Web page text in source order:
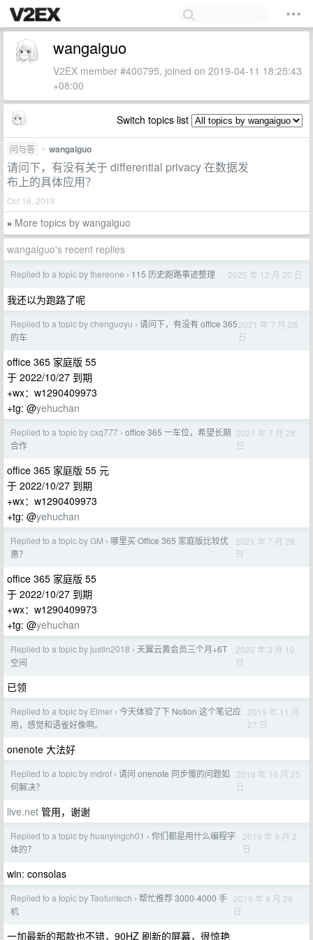
wangaiguo
V2EX member #400795, joined on 2019-04-11 18:25:43
+08:00
Switch topics list
问与答 • wangaiguo
请问下，有没有关于 differential privacy 在数据发
布上的具体应用？
Oct 16, 2019
» More topics by wangaiguo
wangaiguo's recent replies
Replied to a topic by thereone › 115 历史跑路事迹整理 2025 年 12 月 20 日
我还以为跑路了呢
Replied to a topic by chenguoyu › 请问下，有没有 office 365
的车
2021 年 7 月 28
日
office 365 家庭版 55
于 2022/10/27 到期
+wx：w1290409973
+tg: @yehuchan
Replied to a topic by cxq777 › office 365 一车位，希望长期
合作
2021 年 7 月 28
日
office 365 家庭版 55 元
于 2022/10/27 到期
+wx：w1290409973
+tg: @yehuchan
Replied to a topic by GM › 哪里买 Office 365 家庭版比较优
惠？
2021 年 7 月 28
日
office 365 家庭版 55
于 2022/10/27 到期
+wx：w1290409973
+tg: @yehuchan
Replied to a topic by justin2018 › 天翼云黄会员三个月+6T
空间
2020 年 3 月 10
日
已领
Replied to a topic by Elmer › 今天体验了下 Notion 这个笔记应
用，感觉和语雀好像啊。
2019 年 11 月
27 日
onenote 大法好
Replied to a topic by mdrof › 请问 onenote 同步慢的问题如
何解决？
2019 年 10 月 25
日
live.net 管用，谢谢
Replied to a topic by huanyingch01 › 你们都是用什么编程字
体的？
2019 年 9 月 2
日
win: consolas
Replied to a topic by Taofuntech › 帮忙推荐 3000-4000 手
机
2019 年 8 月 29
日
一加最新的那款也不错，90HZ 刷新的屏幕，很惊艳